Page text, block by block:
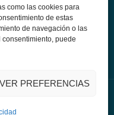
como las cookies para
de estas
de navegación o las
puede
VER PREFERENCIAS